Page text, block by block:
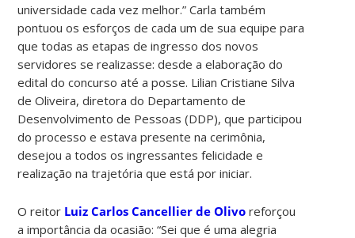
universidade cada vez melhor.” Carla também
pontuou os esforços de cada um de sua equipe para
que todas as etapas de ingresso dos novos
servidores se realizasse: desde a elaboração do
edital do concurso até a posse. Lilian Cristiane Silva
de Oliveira, diretora do Departamento de
Desenvolvimento de Pessoas (DDP), que participou
do processo e estava presente na cerimônia,
desejou a todos os ingressantes felicidade e
realização na trajetória que está por iniciar.
O reitor Luiz Carlos Cancellier de Olivo reforçou
a importância da ocasião: “Sei que é uma alegria